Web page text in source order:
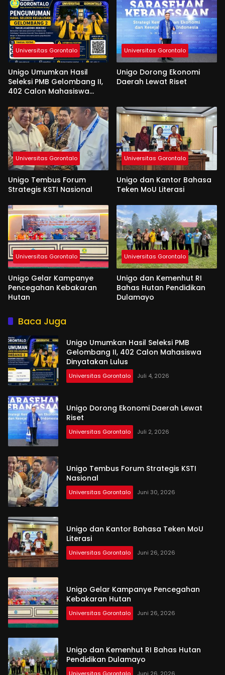
Universitas Gorontalo
Unigo Umumkan Hasil
Seleksi PMB Gelombang II,
402 Calon Mahasiswa
Universitas Gorontalo
Unigo Dorong Ekonomi
Daerah Lewat Riset
Universitas Gorontalo
Unigo Tembus Forum
Strategis KSTI Nasional
Universitas Gorontalo
Unigo dan Kantor Bahasa
Teken MoU Literasi
Universitas Gorontalo
Unigo Gelar Kampanye
Pencegahan Kebakaran
Hutan
Universitas Gorontalo
Unigo dan Kemenhut RI
Bahas Hutan Pendidikan
Dulamayo
Baca Juga
Unigo Umumkan Hasil Seleksi PMB
Gelombang II, 402 Calon Mahasiswa
Dinyatakan Lulus
Universitas Gorontalo Juli 4, 2026
Unigo Dorong Ekonomi Daerah Lewat
Riset
Universitas Gorontalo Juli 2, 2026
Unigo Tembus Forum Strategis KSTI
Nasional
Universitas Gorontalo Juni 30, 2026
Unigo dan Kantor Bahasa Teken MoU
Literasi
Universitas Gorontalo Juni 26, 2026
Unigo Gelar Kampanye Pencegahan
Kebakaran Hutan
Universitas Gorontalo Juni 26, 2026
Unigo dan Kemenhut RI Bahas Hutan
Pendidikan Dulamayo
Universitas Gorontalo Juni 26, 2026